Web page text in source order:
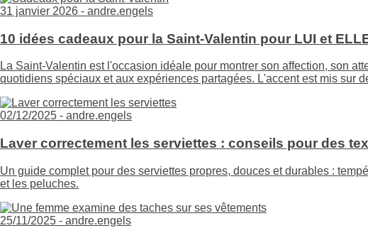
31 janvier 2026 - andre.engels
10 idées cadeaux pour la Saint-Valentin pour LUI et
La Saint-Valentin est l'occasion idéale pour montrer son affection, son
quotidiens spéciaux et aux expériences partagées. L'accent est mis
02/12/2025 - andre.engels
Laver correctement les serviettes : conseils pour des
Un guide complet pour des serviettes propres, douces et durables :
et les peluches.
25/11/2025 - andre.engels